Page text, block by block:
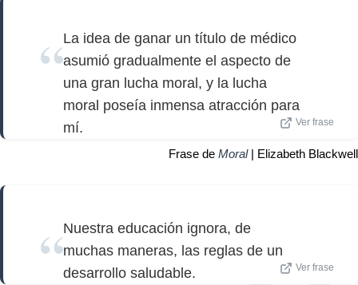
La idea de ganar un título de médico
asumió gradualmente el aspecto de
una gran lucha moral, y la lucha
moral poseía inmensa atracción para
mí.
Ver frase
Frase de Moral| Elizabeth Blackwell
Nuestra educación ignora, de
muchas maneras, las reglas de un
desarrollo saludable.
Ver frase